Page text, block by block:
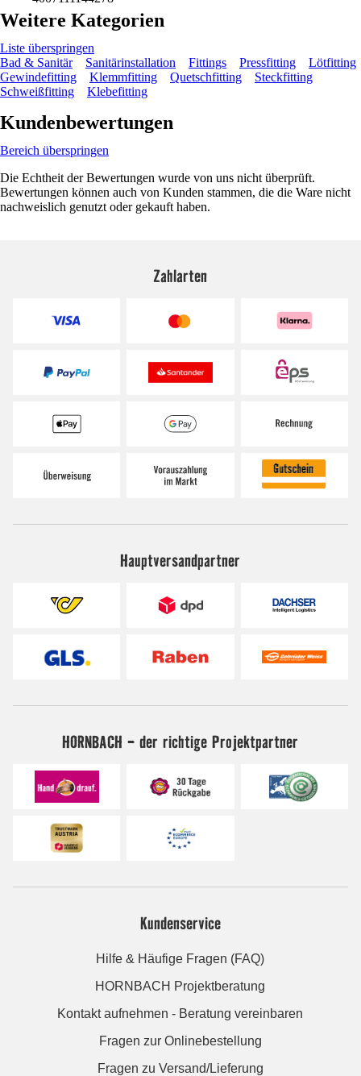
Weitere Kategorien
Liste überspringen
Bad & Sanitär
Sanitärinstallation Fittings Pressfitting
Lötfitting
Gewindefitting
Klemmfitting Quetschfitting
Steckfitting
Schweißfitting
Klebefitting
Kundenbewertungen
Bereich überspringen
Die Echtheit der Bewertungen wurde von uns nicht überprüft.
Bewertungen können auch von Kunden stammen, die die Ware nicht
nachweislich genutzt oder gekauft haben.
Zahlarten
Hauptversandpartner
HORNBACH - der richtige Projektpartner
Kundenservice
Hilfe & Häufige Fragen (FAQ)
HORNBACH Projektberatung
Kontakt aufnehmen - Beratung vereinbaren
Fragen zur Onlinebestellung
Fragen zu Versand/Lieferung